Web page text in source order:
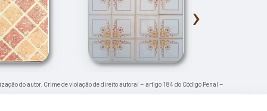
›
do autor. Crime de violação de direito autoral – artigo 184 do Código Penal –